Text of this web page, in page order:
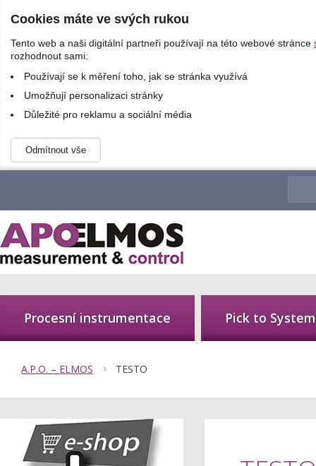
Cookies máte ve svých rukou
Tento web a naši digitální partneři používají na této webové stránce
rozhodnout sami:
Používají se k měření toho, jak se stránka využívá
Umožňují personalizaci stránky
Důležité pro reklamu a sociální média
Odmítnout vše
Procesní instrumentace Pick to
A.P.O. – ELMOS TESTO